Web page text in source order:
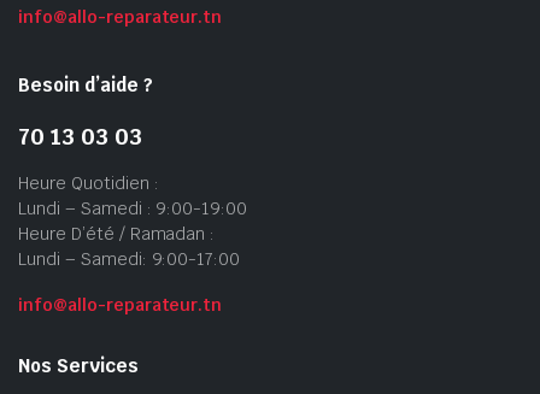
info@allo-reparateur.tn
Besoin d’aide ?
70 13 03 03
Heure Quotidien :
Lundi – Samedi : 9:00-19:00
Heure D’été / Ramadan :
Lundi – Samedi: 9:00-17:00
info@allo-reparateur.tn
Nos Services